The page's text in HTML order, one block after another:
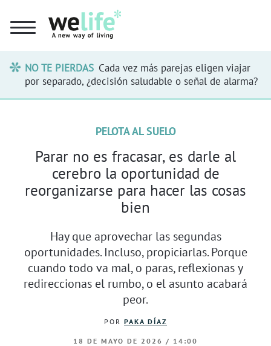
NO TE PIERDAS Cada vez más parejas eligen viajar
por separado, ¿decisión saludable o señal de alarma?
PELOTA AL SUELO
Parar no es fracasar, es darle al
cerebro la oportunidad de
reorganizarse para hacer las cosas
bien
Hay que aprovechar las segundas
oportunidades. Incluso, propiciarlas. Porque
cuando todo va mal, o paras, reflexionas y
redireccionas el rumbo, o el asunto acabará
peor.
POR PAKA DÍAZ
18 DE MAYO DE 2026 / 14:00